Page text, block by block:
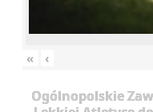
« ‹
Ogólnopolskie